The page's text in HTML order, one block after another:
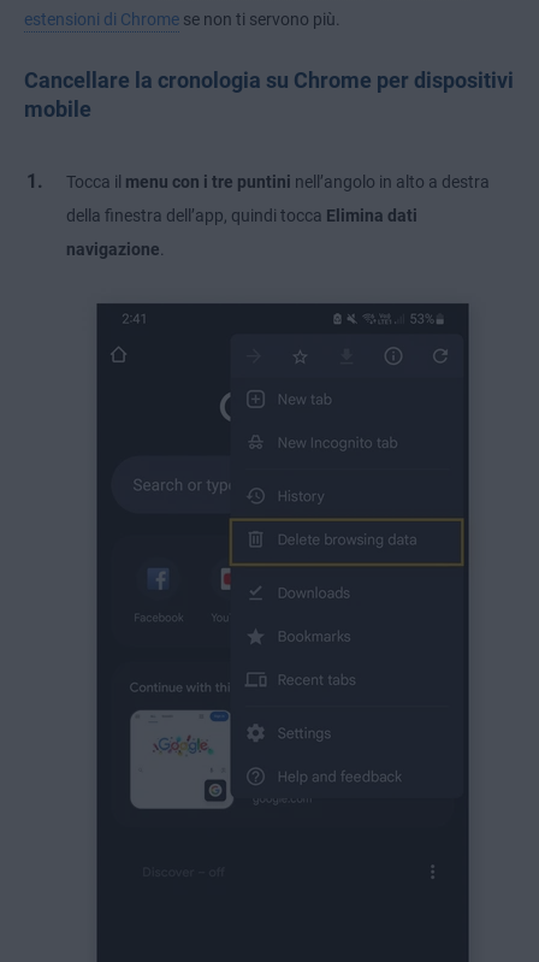
estensioni di Chrome se non ti servono più.
Cancellare la cronologia su Chrome per dispositivi
mobile
Tocca il menu con i tre puntini nell’angolo in alto a destra
della finestra dell’app, quindi tocca Elimina dati
navigazione.